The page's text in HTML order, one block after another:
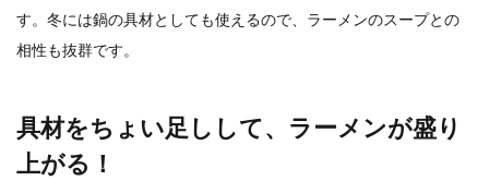
す。冬には鍋の具材としても使えるので、ラーメンのスープとの
相性も抜群です。
具材をちょい足しして、ラーメンが盛り
上がる！